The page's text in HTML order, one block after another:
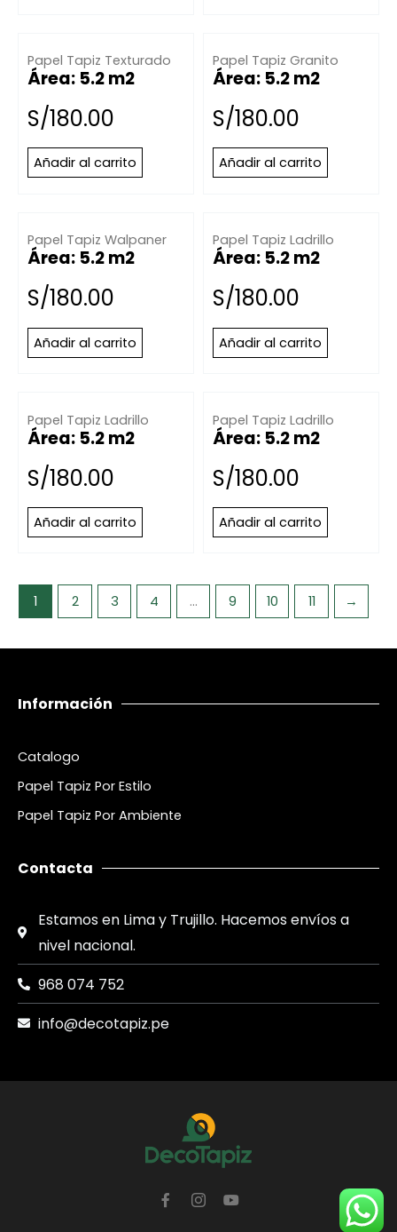
Papel Tapiz Texturado
Área: 5.2 m2
S/180.00
Añadir al carrito
Papel Tapiz Granito
Área: 5.2 m2
S/180.00
Añadir al carrito
Papel Tapiz Walpaner
Área: 5.2 m2
S/180.00
Añadir al carrito
Papel Tapiz Ladrillo
Área: 5.2 m2
S/180.00
Añadir al carrito
Papel Tapiz Ladrillo
Área: 5.2 m2
S/180.00
Añadir al carrito
Papel Tapiz Ladrillo
Área: 5.2 m2
S/180.00
Añadir al carrito
1 2 3 4 … 9 10 11 →
Información
Catalogo
Papel Tapiz Por Estilo
Papel Tapiz Por Ambiente
Contacta
Estamos en Lima y Trujillo. Hacemos envíos a
nivel nacional.
968 074 752
info@decotapiz.pe